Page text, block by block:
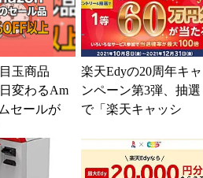
玉商品
変わるAm
セールが
楽天Edyの20周年キャ
ンペーン第3弾、抽選
で「楽天キャッシ
分をプレゼント